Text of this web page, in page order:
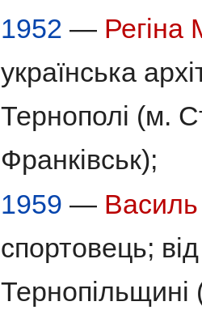
1952 — Регіна
українська
Тернополі (м.
Франківськ);
1959 —
спортовець;
Тернопільщині